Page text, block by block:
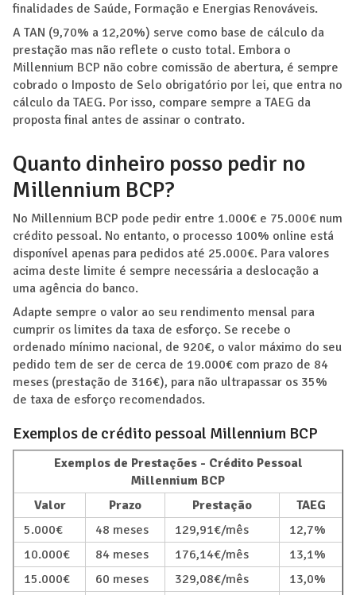
finalidades de Saúde, Formação e Energias Renováveis.
A TAN (9,70% a 12,20%) serve como base de cálculo da
prestação mas não reflete o custo total. Embora o
Millennium BCP não cobre comissão de abertura, é sempre
cobrado o Imposto de Selo obrigatório por lei, que entra no
cálculo da TAEG. Por isso, compare sempre a TAEG da
proposta final antes de assinar o contrato.
Quanto dinheiro posso pedir no
Millennium BCP?
No Millennium BCP pode pedir entre 1.000€ e 75.000€ num
crédito pessoal. No entanto, o processo 100% online está
disponível apenas para pedidos até 25.000€. Para valores
acima deste limite é sempre necessária a deslocação a
uma agência do banco.
Adapte sempre o valor ao seu rendimento mensal para
cumprir os limites da taxa de esforço. Se recebe o
ordenado mínimo nacional, de 920€, o valor máximo do seu
pedido tem de ser de cerca de 19.000€ com prazo de 84
meses (prestação de 316€), para não ultrapassar os 35%
de taxa de esforço recomendados.
Exemplos de crédito pessoal Millennium BCP
Exemplos de Prestações - Crédito Pessoal
Millennium BCP
Valor
Prazo Prestação
TAEG
5.000€
48 meses 129,91€/mês
12,7%
10.000€
84 meses 176,14€/mês
13,1%
15.000€
60 meses 329,08€/mês
13,0%